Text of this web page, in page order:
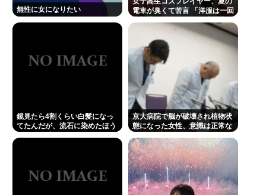
佐藤二朗さんと橋本愛さん、騒動1ヶ月後にそれぞれ
Powered by livedoor 相互RSS
無性に女になりたい
電車が臭くて苦言 「洋服は一回
キッチンハイター薄めた水で一
回まわそう！」
鏡見たら4割くらい白髪になっ
てたんだが、流石に染めたほう
京大病院で脳が破壊され植物状
態になった女性、意識は正常な